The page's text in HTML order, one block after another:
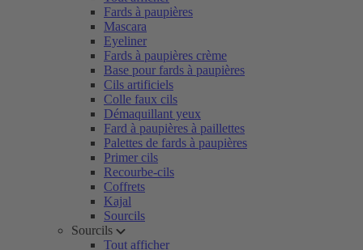
Fards à paupières
Mascara
Eyeliner
Fards à paupières crème
Base pour fards à paupières
Cils artificiels
Colle faux cils
Démaquillant yeux
Fard à paupières à paillettes
Palettes de fards à paupières
Primer cils
Recourbe-cils
Coffrets
Kajal
Sourcils
Sourcils
Tout afficher